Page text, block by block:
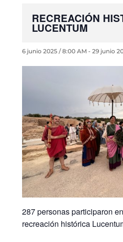
RECREACIÓN
LUCENTUM
6 junio 2025 / 8:00 AM- 29 junio
287 personas participaron
recreación histórica